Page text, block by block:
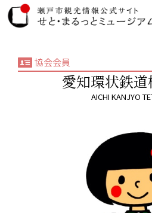
協会会員
愛知環状鉄
AICHI KANJYO